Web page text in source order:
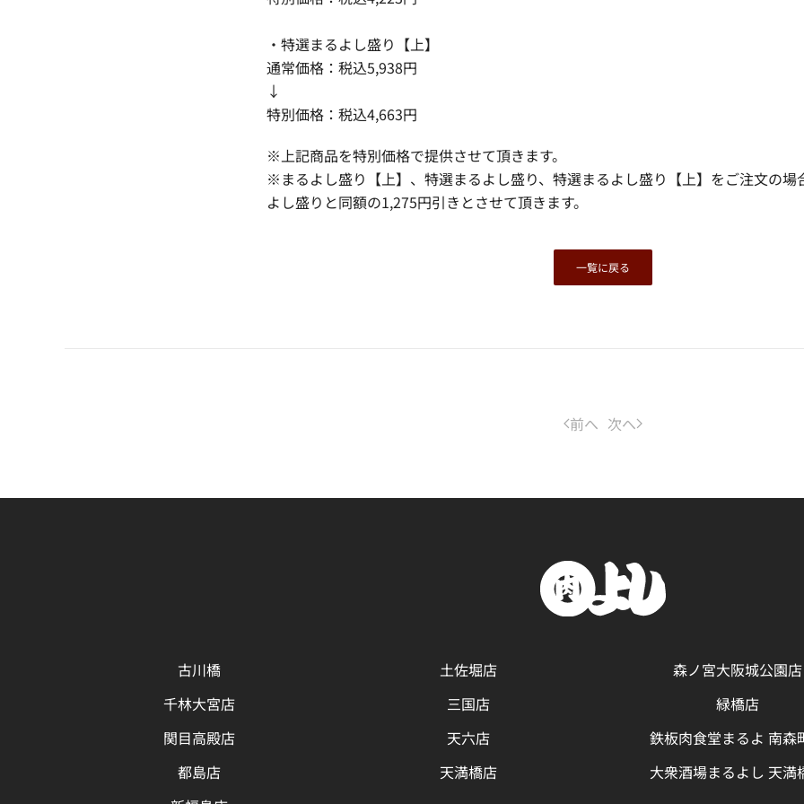
・特選まるよし盛り【上】
通常価格：税込5,938円
↓
特別価格：税込4,663円
※上記商品を特別価格で提供させて頂きます。
※まるよし盛り【上】、特選まるよし盛り、特選まるよし盛り【上】をご注文の場
よし盛りと同額の1,275円引きとさせて頂きます。
一覧に戻る
前へ 次へ
古川橋
千林大宮店
関目高殿店
都島店
土佐堀店
三国店
天六店
天満橋店
森ノ宮大阪城公園店
緑橋店
鉄板肉食堂まるよ 南森
大衆酒場まるよし 天満